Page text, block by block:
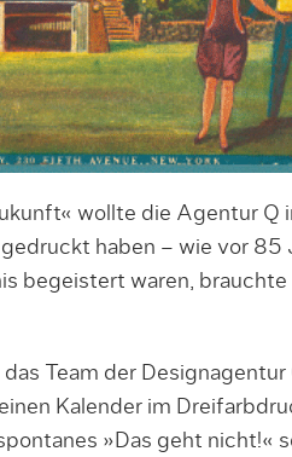
wollte die Agentur Q
haben – wie vor 85
begeistert waren, brauchte
Team der Designagentur
Kalender im
»Das geht nicht!«